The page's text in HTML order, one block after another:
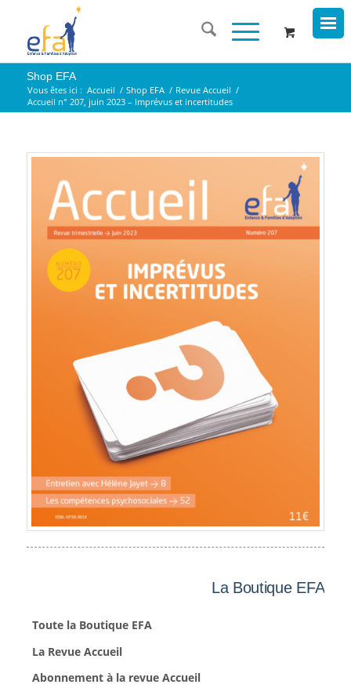
Shop EFA
Vous êtes ici : Accueil / Shop EFA / Revue Accueil /
Accueil n° 207, juin 2023 – Imprévus et incertitudes
La Boutique EFA
Toute la Boutique EFA
La Revue Accueil
Abonnement à la revue Accueil